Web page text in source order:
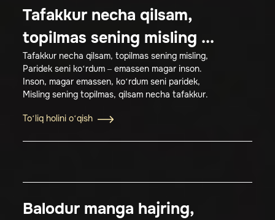
Tafakkur necha qilsam,
topilmas sening misling ...
Tafakkur necha qilsam, topilmas sening misling,
Paridek seni ko‘rdum – emassen magar inson.
Inson, magar emassen, ko‘rdum seni paridek,
Misling sening topilmas, qilsam necha tafakkur.
To‘liq holini o‘qish
Balodur manga hajring,